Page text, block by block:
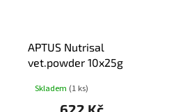
APTUS Nutrisal
vet.powder 10x25g
Skladem (1 ks)